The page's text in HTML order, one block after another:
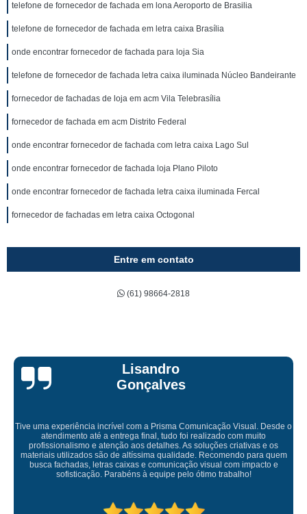
telefone de fornecedor de fachada em lona Aeroporto de Brasilia
telefone de fornecedor de fachada em letra caixa Brasília
onde encontrar fornecedor de fachada para loja Sia
telefone de fornecedor de fachada letra caixa iluminada Núcleo Bandeirante
fornecedor de fachadas de loja em acm Vila Telebrasília
fornecedor de fachada em acm Distrito Federal
onde encontrar fornecedor de fachada com letra caixa Lago Sul
onde encontrar fornecedor de fachada loja Plano Piloto
onde encontrar fornecedor de fachada letra caixa iluminada Fercal
fornecedor de fachadas em letra caixa Octogonal
Entre em contato
(61) 98664-2818
Lisandro
Gonçalves
incrível com a Prisma Comunicação Visual. Desde o
a entrega final, tudo foi realizado com muito
atenção aos detalhes. As soluções criativas e os
de altíssima qualidade. Recomendo para quem
caixas e comunicação visual com impacto e
Parabéns à equipe pelo ótimo trabalho!
Empresa